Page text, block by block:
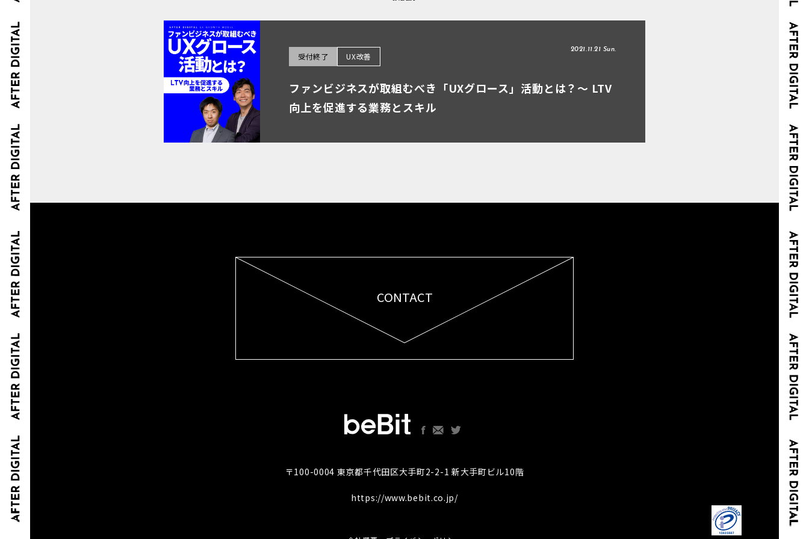
受付終了 UX改善
ファンビジネスが取組むべき「UXグロース」活動とは？～ LTV
向上を促進する業務とスキル
2021.11.21 Sun.
お問い合わせはこちら
CONTACT
〒100-0004 東京都千代田区大手町2-2-1 新大手町ビル10階
https://www.bebit.co.jp/